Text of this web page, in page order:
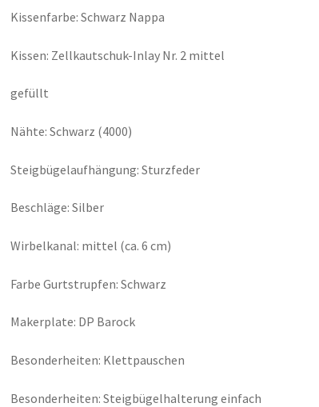
Kissenfarbe: Schwarz Nappa
Kissen: Zellkautschuk-Inlay Nr. 2 mittel
gefüllt
Nähte: Schwarz (4000)
Steigbügelaufhängung: Sturzfeder
Beschläge: Silber
Wirbelkanal: mittel (ca. 6 cm)
Farbe Gurtstrupfen: Schwarz
Makerplate: DP Barock
Besonderheiten: Klettpauschen
Besonderheiten: Steigbügelhalterung einfach